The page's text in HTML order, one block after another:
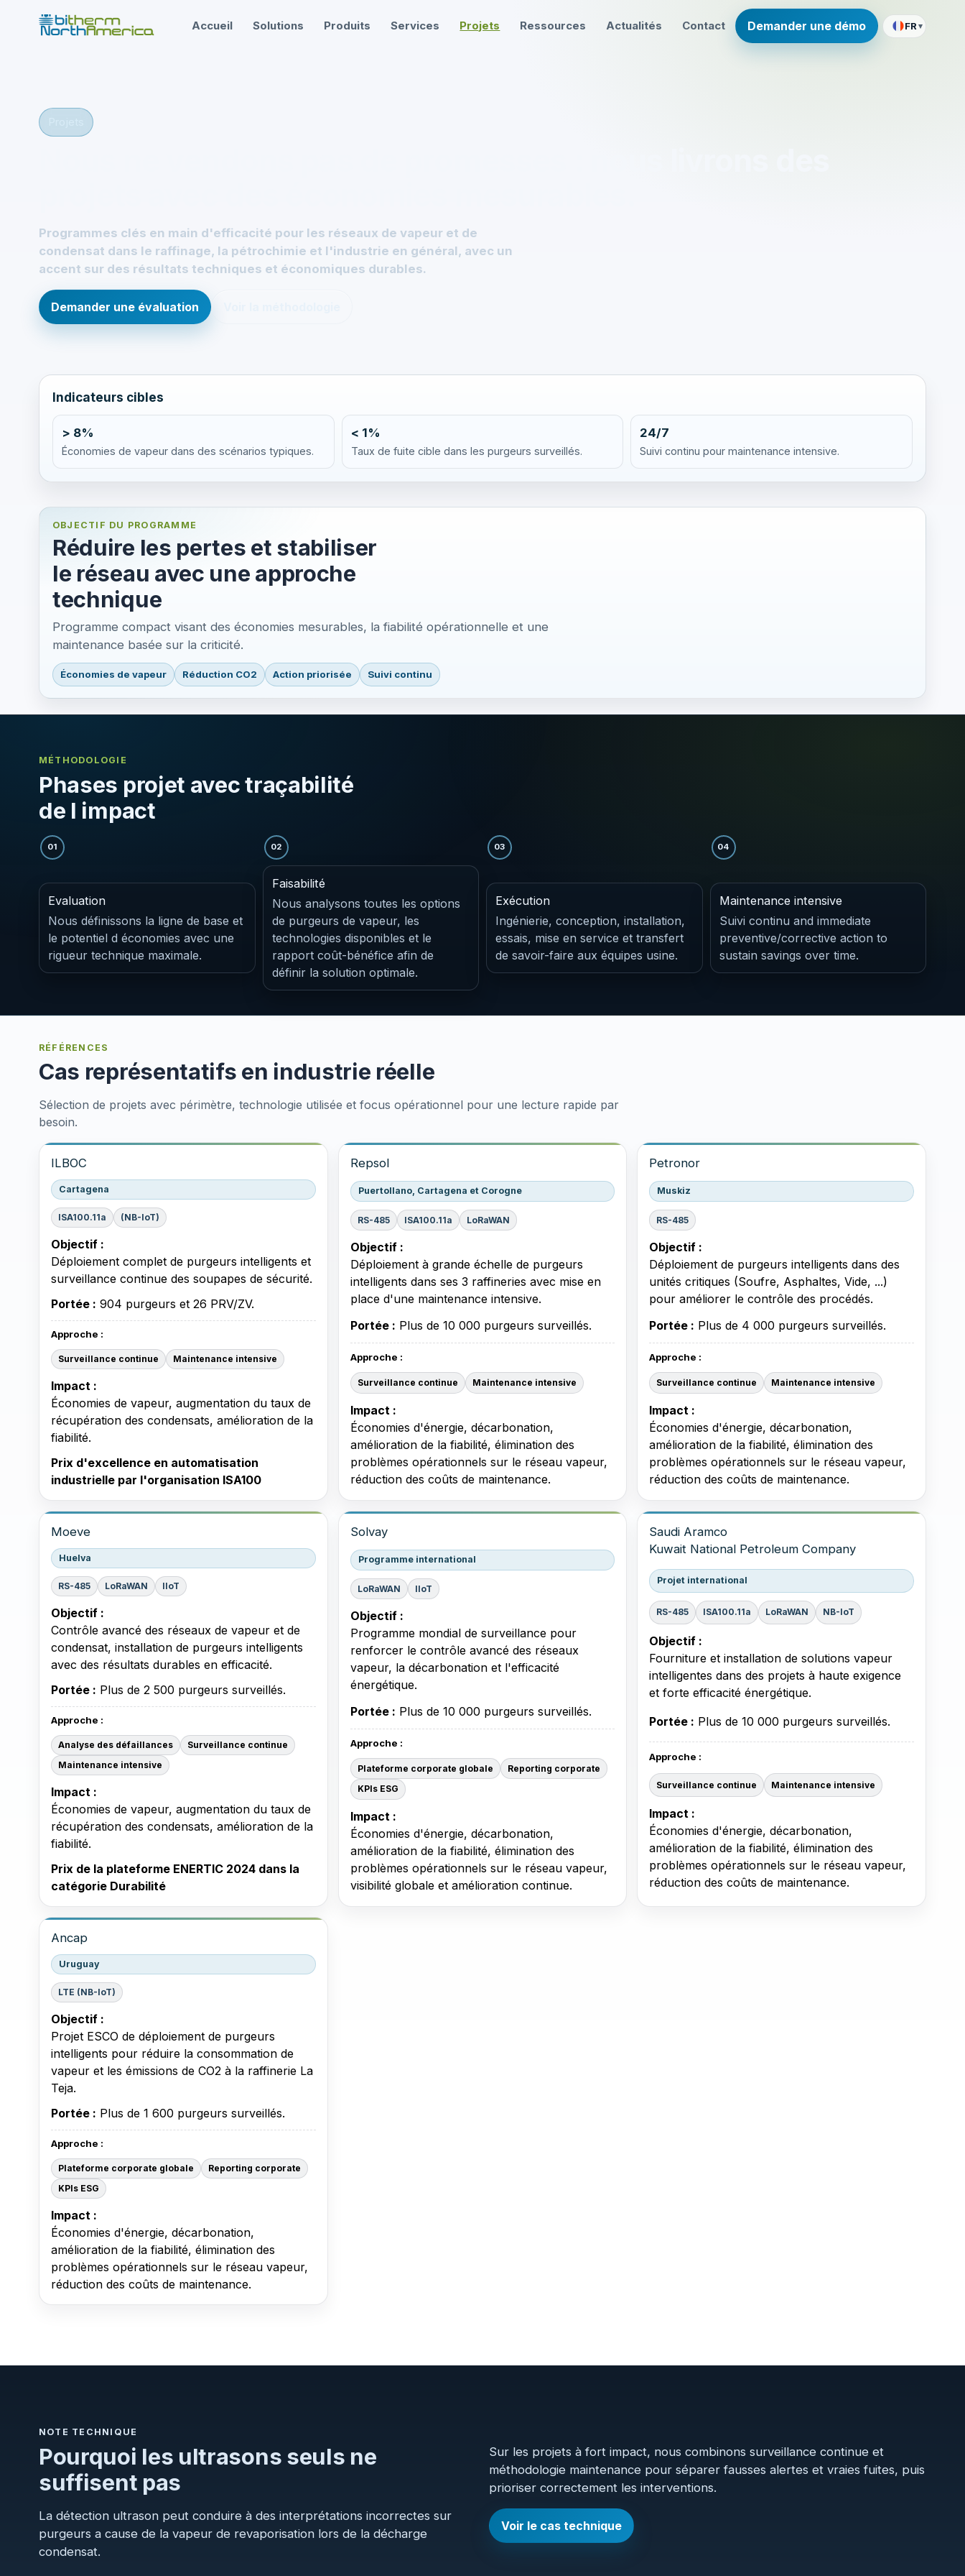
Accueil Solutions Produits Services Projets Ressources Actualités Contact Demander une démo FR ▾
Programmes clés en main d'efficacité pour les réseaux de vapeur et de
condensat dans le raffinage, la pétrochimie et l'industrie en général, avec un
accent sur des résultats techniques et économiques durables.
Demander une évaluation
Indicateurs cibles
> 8%
Économies de vapeur dans des scénarios typiques.
< 1%
Taux de fuite cible dans les purgeurs surveillés.
24/7
Suivi continu pour maintenance intensive.
OBJECTIF DU PROGRAMME
Réduire les pertes et stabiliser
le réseau avec une approche
technique
Programme compact visant des économies mesurables, la fiabilité opérationnelle et une
maintenance basée sur la criticité.
Économies de vapeur Réduction CO2 Action priorisée Suivi continu
MÉTHODOLOGIE
Phases projet avec traçabilité
de l impact
01
Evaluation
Nous définissons la ligne de base et
le potentiel d économies avec une
rigueur technique maximale.
02
Faisabilité
Nous analysons toutes les options
de purgeurs de vapeur, les
technologies disponibles et le
rapport coût-bénéfice afin de
définir la solution optimale.
03
Exécution
Ingénierie, conception, installation,
essais, mise en service et transfert
de savoir-faire aux équipes usine.
04
Maintenance intensive
Suivi continu and immediate
preventive/corrective action to
sustain savings over time.
RÉFÉRENCES
Cas représentatifs en industrie réelle
Sélection de projets avec périmètre, technologie utilisée et focus opérationnel pour une lecture rapide par
besoin.
ILBOC
Cartagena
ISA100.11a (NB-IoT)
Objectif :
Déploiement complet de purgeurs intelligents et
surveillance continue des soupapes de sécurité.
Portée : 904 purgeurs et 26 PRV/ZV.
Approche :
Surveillance continue Maintenance intensive
Impact :
Économies de vapeur, augmentation du taux de
récupération des condensats, amélioration de la
fiabilité.
Prix d'excellence en automatisation
industrielle par l'organisation ISA100
Repsol
Puertollano, Cartagena et Corogne
RS-485 ISA100.11a LoRaWAN
Objectif :
Déploiement à grande échelle de purgeurs
intelligents dans ses 3 raffineries avec mise en
place d'une maintenance intensive.
Portée : Plus de 10 000 purgeurs surveillés.
Approche :
Surveillance continue Maintenance intensive
Impact :
Économies d'énergie, décarbonation,
amélioration de la fiabilité, élimination des
problèmes opérationnels sur le réseau vapeur,
réduction des coûts de maintenance.
Petronor
Muskiz
RS-485
Objectif :
Déploiement de purgeurs intelligents dans des
unités critiques (Soufre, Asphaltes, Vide, ...)
pour améliorer le contrôle des procédés.
Portée : Plus de 4 000 purgeurs surveillés.
Approche :
Surveillance continue Maintenance intensive
Impact :
Économies d'énergie, décarbonation,
amélioration de la fiabilité, élimination des
problèmes opérationnels sur le réseau vapeur,
réduction des coûts de maintenance.
Moeve
Huelva
RS-485 LoRaWAN IIoT
Objectif :
Contrôle avancé des réseaux de vapeur et de
condensat, installation de purgeurs intelligents
avec des résultats durables en efficacité.
Portée : Plus de 2 500 purgeurs surveillés.
Approche :
Analyse des défaillances
Surveillance continue
Maintenance intensive
Impact :
Économies de vapeur, augmentation du taux de
récupération des condensats, amélioration de la
fiabilité.
Prix de la plateforme ENERTIC 2024 dans la
catégorie Durabilité
Solvay
Programme international
LoRaWAN IIoT
Objectif :
Programme mondial de surveillance pour
renforcer le contrôle avancé des réseaux
vapeur, la décarbonation et l'efficacité
énergétique.
Portée : Plus de 10 000 purgeurs surveillés.
Approche :
Plateforme corporate globale
Reporting corporate
KPIs ESG
Impact :
Économies d'énergie, décarbonation,
amélioration de la fiabilité, élimination des
problèmes opérationnels sur le réseau vapeur,
visibilité globale et amélioration continue.
Saudi Aramco
Kuwait National Petroleum Company
Projet international
RS-485 ISA100.11a LoRaWAN NB-IoT
Objectif :
Fourniture et installation de solutions vapeur
intelligentes dans des projets à haute exigence
et forte efficacité énergétique.
Portée : Plus de 10 000 purgeurs surveillés.
Approche :
Surveillance continue Maintenance intensive
Impact :
Économies d'énergie, décarbonation,
amélioration de la fiabilité, élimination des
problèmes opérationnels sur le réseau vapeur,
réduction des coûts de maintenance.
Ancap
Uruguay
LTE (NB-IoT)
Objectif :
Projet ESCO de déploiement de purgeurs
intelligents pour réduire la consommation de
vapeur et les émissions de CO2 à la raffinerie La
Teja.
Portée : Plus de 1 600 purgeurs surveillés.
Approche :
Plateforme corporate globale
Reporting corporate
KPIs ESG
Impact :
Économies d'énergie, décarbonation,
amélioration de la fiabilité, élimination des
problèmes opérationnels sur le réseau vapeur,
réduction des coûts de maintenance.
NOTE TECHNIQUE
Pourquoi les ultrasons seuls ne
suffisent pas
La détection ultrason peut conduire à des interprétations incorrectes sur
purgeurs a cause de la vapeur de revaporisation lors de la décharge
condensat.
Sur les projets à fort impact, nous combinons surveillance continue et
méthodologie maintenance pour séparer fausses alertes et vraies fuites, puis
prioriser correctement les interventions.
Voir le cas technique